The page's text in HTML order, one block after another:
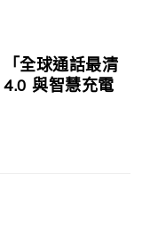
全球通話最清
與智慧充電